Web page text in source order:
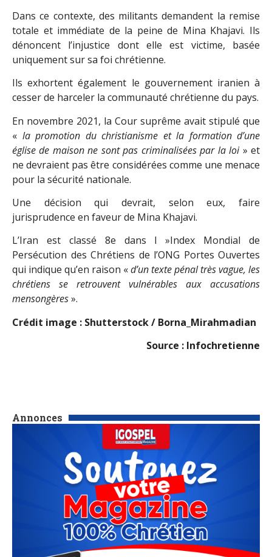
Annonces
Dans ce contexte, des militants demandent la remise
totale et immédiate de la peine de Mina Khajavi. Ils
dénoncent l’injustice dont elle est victime, basée
uniquement sur sa foi chrétienne.
Ils exhortent également le gouvernement iranien à
cesser de harceler la communauté chrétienne du pays.
En novembre 2021, la Cour suprême avait stipulé que
« la promotion du christianisme et la formation d’une
église de maison ne sont pas criminalisées par la loi» et
ne devraient pas être considérées comme une menace
pour la sécurité nationale.
Une décision qui devrait, selon eux, faire
jurisprudence en faveur de Mina Khajavi.
L’Iran est classé 8e dans l »Index Mondial de
Persécution des Chrétiens de l’ONG Portes Ouvertes
qui indique qu’en raison «d’un texte pénal très vague, les
chrétiens se retrouvent vulnérables aux accusations
mensongères».
Crédit image : Shutterstock / Borna_Mirahmadian
Source : Infochretienne